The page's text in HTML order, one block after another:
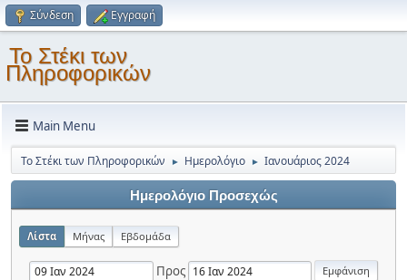
Σύνδεση Εγγραφή
Το Στέκι των
Πληροφορικών
Main Menu
Το Στέκι των Πληροφορικών ► Ημερολόγιο ► Ιανουάριος 2024
Ημερολόγιο Προσεχώς
Λίστα Μήνας Εβδομάδα
Προς